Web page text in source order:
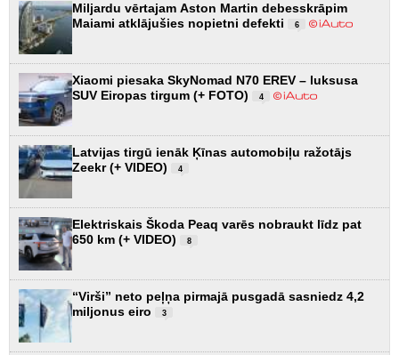
Miljardu vērtajam Aston Martin debesskrāpim
Maiami atklājušies nopietni defekti
6
Xiaomi piesaka SkyNomad N70 EREV – luksusa
SUV Eiropas tirgum (+ FOTO)
4
Latvijas tirgū ienāk Ķīnas automobiļu ražotājs
Zeekr (+ VIDEO)
4
Elektriskais Škoda Peaq varēs nobraukt līdz pat
650 km (+ VIDEO)
8
“Virši” neto peļņa pirmajā pusgadā sasniedz 4,2
miljonus eiro
3